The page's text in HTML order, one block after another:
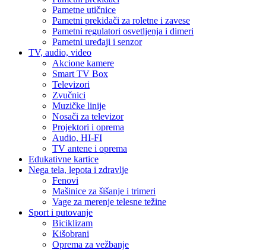
Pametne utičnice
Pametni prekidači za roletne i zavese
Pametni regulatori osvetljenja i dimeri
Pametni uređaji i senzor
TV, audio, video
Akcione kamere
Smart TV Box
Televizori
Zvučnici
Muzičke linije
Nosači za televizor
Projektori i oprema
Audio, HI-FI
TV antene i oprema
Edukativne kartice
Nega tela, lepota i zdravlje
Fenovi
Mašinice za šišanje i trimeri
Vage za merenje telesne težine
Sport i putovanje
Biciklizam
Kišobrani
Oprema za vežbanje